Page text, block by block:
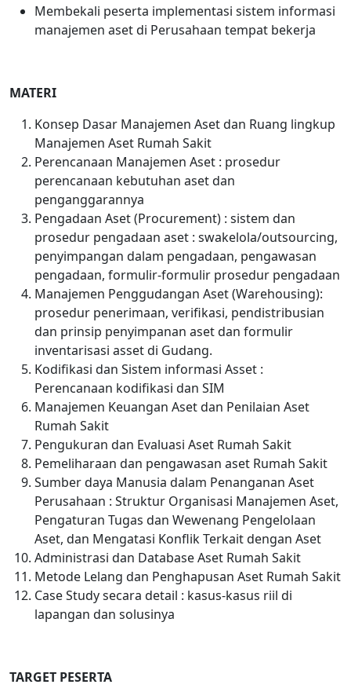
Membekali peserta implementasi sistem informasi
manajemen aset di Perusahaan tempat bekerja
MATERI
Konsep Dasar Manajemen Aset dan Ruang lingkup
Manajemen Aset Rumah Sakit
Perencanaan Manajemen Aset : prosedur
perencanaan kebutuhan aset dan
penganggarannya
Pengadaan Aset (Procurement) : sistem dan
prosedur pengadaan aset : swakelola/outsourcing,
penyimpangan dalam pengadaan, pengawasan
pengadaan, formulir-formulir prosedur pengadaan
Manajemen Penggudangan Aset (Warehousing):
prosedur penerimaan, verifikasi, pendistribusian
dan prinsip penyimpanan aset dan formulir
inventarisasi asset di Gudang.
Kodifikasi dan Sistem informasi Asset :
Perencanaan kodifikasi dan SIM
Manajemen Keuangan Aset dan Penilaian Aset
Rumah Sakit
Pengukuran dan Evaluasi Aset Rumah Sakit
Pemeliharaan dan pengawasan aset Rumah Sakit
Sumber daya Manusia dalam Penanganan Aset
Perusahaan : Struktur Organisasi Manajemen Aset,
Pengaturan Tugas dan Wewenang Pengelolaan
Aset, dan Mengatasi Konflik Terkait dengan Aset
Administrasi dan Database Aset Rumah Sakit
Metode Lelang dan Penghapusan Aset Rumah Sakit
Case Study secara detail : kasus-kasus riil di
lapangan dan solusinya
TARGET PESERTA